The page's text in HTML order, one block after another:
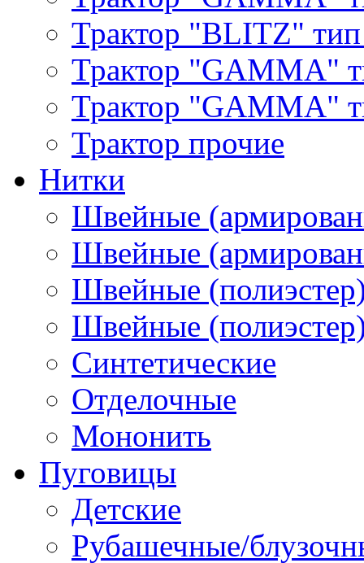
Трактор "BLITZ"
Трактор "GAMMA"
Трактор "GAMMA"
Трактор прочие
Нитки
Швейные
Швейные
Швейные
Швейные
Синтетические
Отделочные
Мононить
Пуговицы
Детские
Рубашечные/